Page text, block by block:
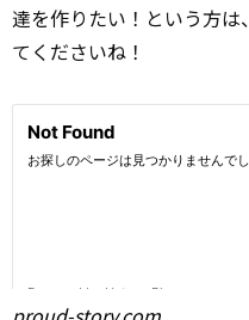
達を作りたい！という方
てくださいね！